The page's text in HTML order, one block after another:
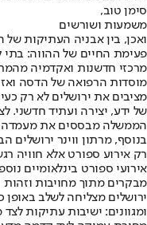
סימן טוב,
משמעות ושורשים
ואכן, בין אבניה העתיקות
פעימת החיים של ההווה: בתי
מרכזי חדשנות ואקדמיה
מוסדות הרפואה של הדסה
מציבים את ירושלים לא רק
של ידע, יצירה ועתיד חדשני.
הממשלה מבססים את מעמדה
בנוסף, מרתון ווינר ירושלים
רק אירוע ספורט אלא חוויה
אירועי ספורט בינלאומיים
מבקרים מתוך מחויבות וזהות
ירושלים מצליחה לשלב באופן
ומגוונים: ישיבות עתיקות לצד